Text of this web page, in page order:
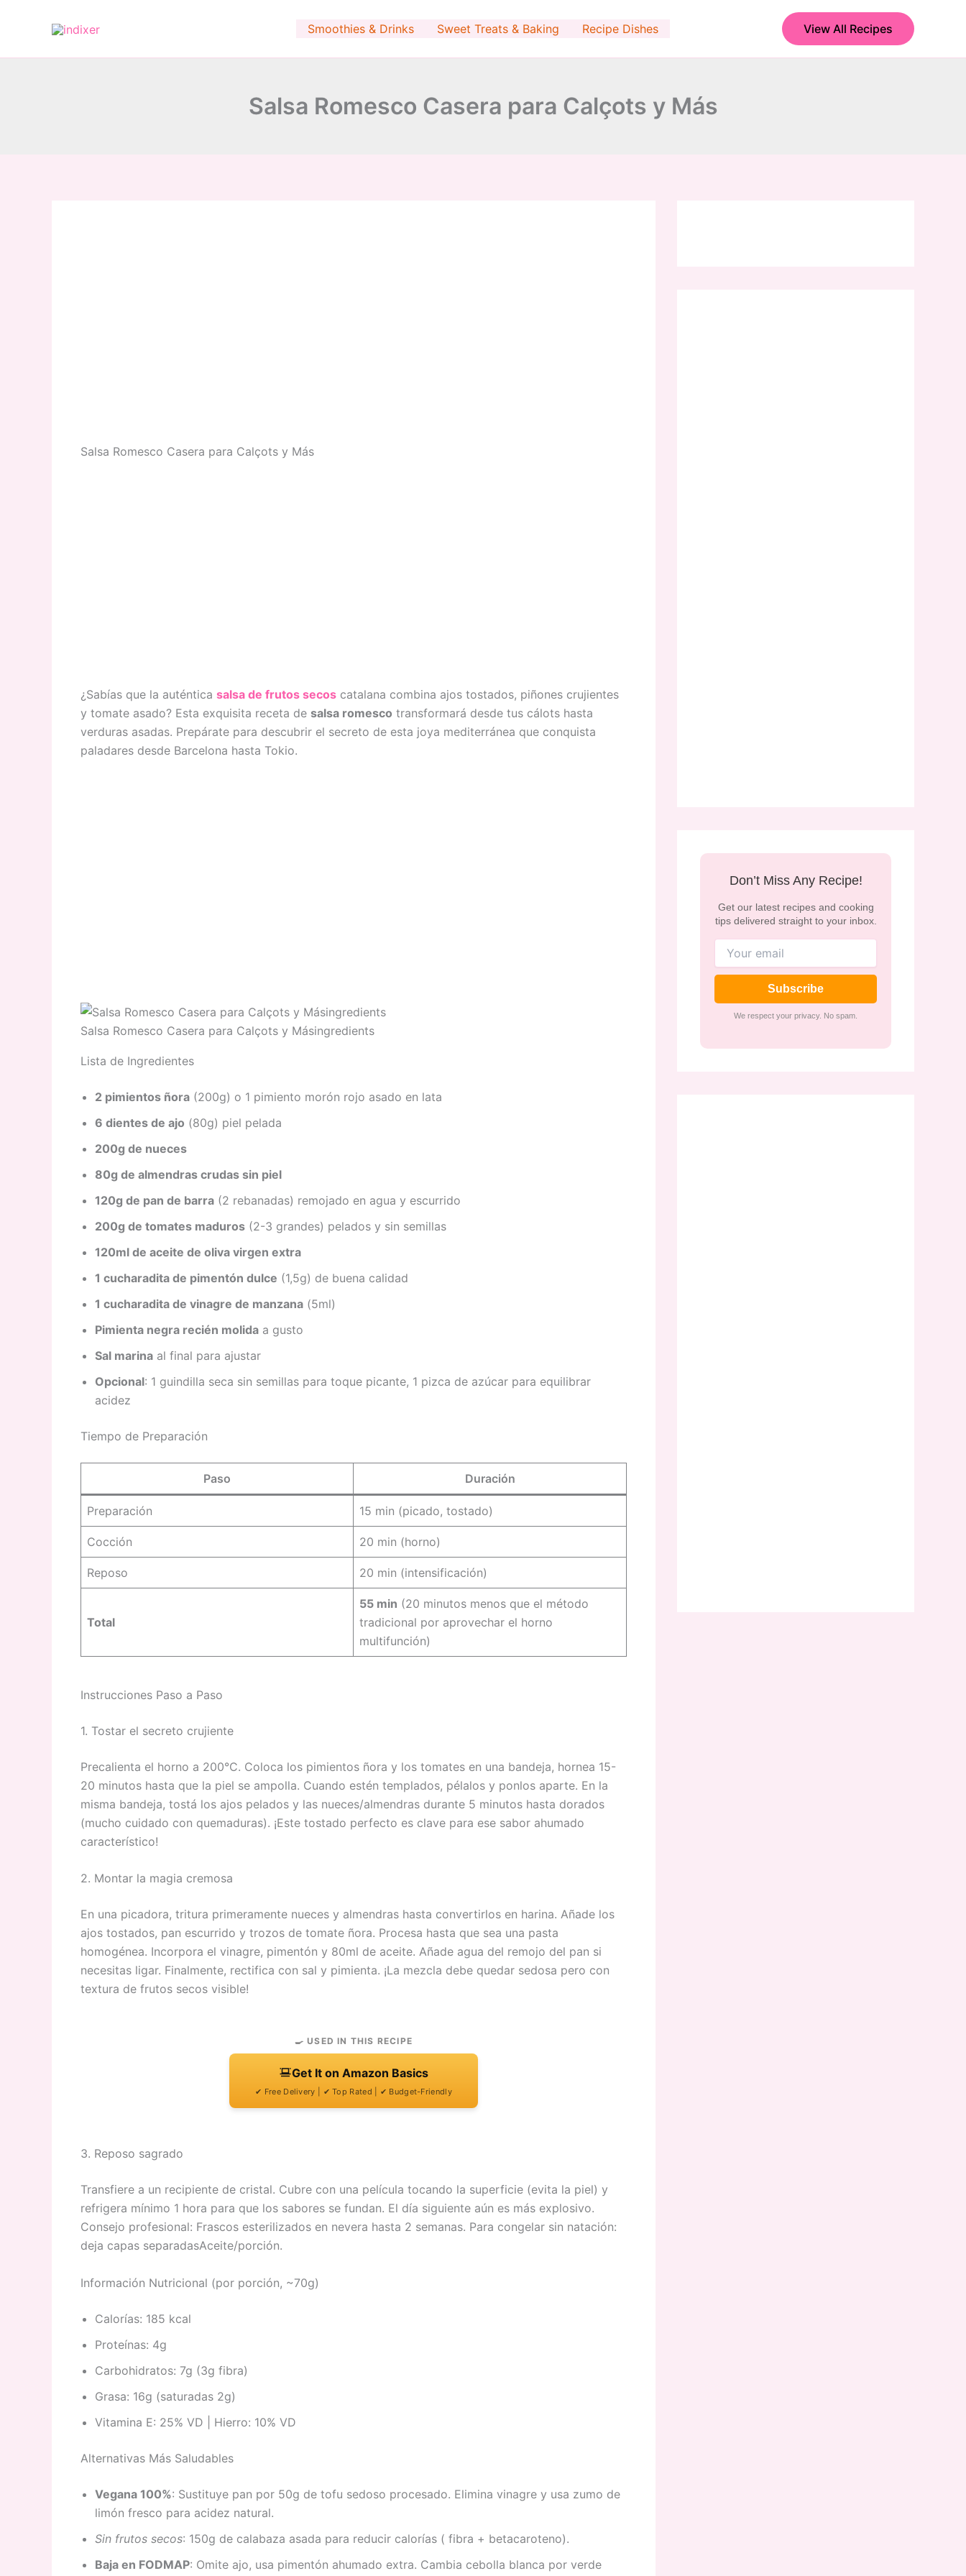
Smoothies & Drinks Sweet Treats & Baking Recipe Dishes View All Recipes
Salsa Romesco Casera para Calçots y Más
Salsa Romesco Casera para Calçots y Más
¿Sabías que la auténtica salsa de frutos secos catalana combina ajos tostados, piñones crujientes
y tomate asado? Esta exquisita receta de salsa romesco transformará desde tus cálots hasta
verduras asadas. Prepárate para descubrir el secreto de esta joya mediterránea que conquista
paladares desde Barcelona hasta Tokio.
Salsa Romesco Casera para Calçots y Másingredients
Lista de Ingredientes
2 pimientos ñora (200g) o 1 pimiento morón rojo asado en lata
6 dientes de ajo (80g) piel pelada
200g de nueces
80g de almendras crudas sin piel
120g de pan de barra (2 rebanadas) remojado en agua y escurrido
200g de tomates maduros (2-3 grandes) pelados y sin semillas
120ml de aceite de oliva virgen extra
1 cucharadita de pimentón dulce (1,5g) de buena calidad
1 cucharadita de vinagre de manzana (5ml)
Pimienta negra recién molida a gusto
Sal marina al final para ajustar
Opcional: 1 guindilla seca sin semillas para toque picante, 1 pizca de azúcar para equilibrar
acidez
Tiempo de Preparación
Paso Duración
Preparación 15 min (picado, tostado)
Cocción 20 min (horno)
Reposo 20 min (intensificación)
Total
55 min (20 minutos menos que el método
tradicional por aprovechar el horno
multifunción)
Instrucciones Paso a Paso
1. Tostar el secreto crujiente
Precalienta el horno a 200°C. Coloca los pimientos ñora y los tomates en una bandeja, hornea 15-
20 minutos hasta que la piel se ampolla. Cuando estén templados, pélalos y ponlos aparte. En la
misma bandeja, tostá los ajos pelados y las nueces/almendras durante 5 minutos hasta dorados
(mucho cuidado con quemaduras). ¡Este tostado perfecto es clave para ese sabor ahumado
característico!
2. Montar la magia cremosa
En una picadora, tritura primeramente nueces y almendras hasta convertirlos en harina. Añade los
ajos tostados, pan escurrido y trozos de tomate ñora. Procesa hasta que sea una pasta
homogénea. Incorpora el vinagre, pimentón y 80ml de aceite. Añade agua del remojo del pan si
necesitas ligar. Finalmente, rectifica con sal y pimienta. ¡La mezcla debe quedar sedosa pero con
textura de frutos secos visible!
🍳 USED IN THIS RECIPE
Get It on Amazon Basics
✔ Free Delivery | ✔ Top Rated | ✔ Budget-Friendly
3. Reposo sagrado
Transfiere a un recipiente de cristal. Cubre con una película tocando la superficie (evita la piel) y
refrigera mínimo 1 hora para que los sabores se fundan. El día siguiente aún es más explosivo.
Consejo profesional: Frascos esterilizados en nevera hasta 2 semanas. Para congelar sin natación:
deja capas separadasAceite/porción.
Información Nutricional (por porción, ~70g)
Calorías: 185 kcal
Proteínas: 4g
Carbohidratos: 7g (3g fibra)
Grasa: 16g (saturadas 2g)
Vitamina E: 25% VD | Hierro: 10% VD
Alternativas Más Saludables
Vegana 100%: Sustituye pan por 50g de tofu sedoso procesado. Elimina vinagre y usa zumo de
limón fresco para acidez natural.
Sin frutos secos: 150g de calabaza asada para reducir calorías ( fibra + betacaroteno).
Baja en FODMAP: Omite ajo, usa pimentón ahumado extra. Cambia cebolla blanca por verde
Don’t Miss Any Recipe!
Get our latest recipes and cooking
tips delivered straight to your inbox.
Subscribe
We respect your privacy. No spam.